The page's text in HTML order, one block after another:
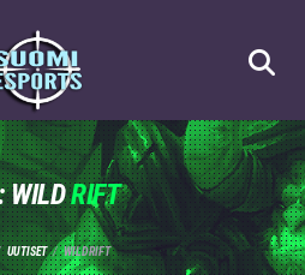
WILDRIFT
UUTISET WILD RIFT